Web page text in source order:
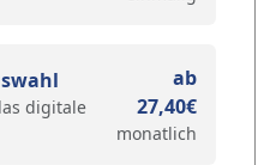
digitale
ab
27,40€
monatlich